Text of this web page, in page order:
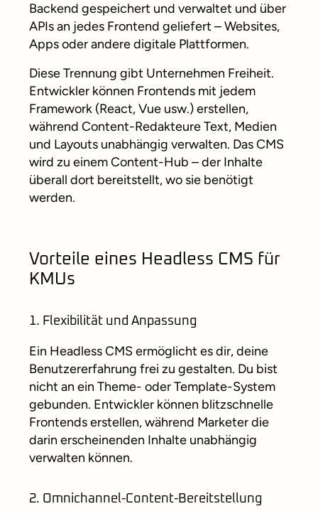
Backend gespeichert und verwaltet und über
APIs an jedes Frontend geliefert – Websites,
Apps oder andere digitale Plattformen.
Diese Trennung gibt Unternehmen Freiheit.
Entwickler können Frontends mit jedem
Framework (React, Vue usw.) erstellen,
während Content-Redakteure Text, Medien
und Layouts unabhängig verwalten. Das CMS
wird zu einem Content-Hub – der Inhalte
überall dort bereitstellt, wo sie benötigt
werden.
Vorteile eines Headless CMS für
KMUs
1. Flexibilität und Anpassung
Ein Headless CMS ermöglicht es dir, deine
Benutzererfahrung frei zu gestalten. Du bist
nicht an ein Theme- oder Template-System
gebunden. Entwickler können blitzschnelle
Frontends erstellen, während Marketer die
darin erscheinenden Inhalte unabhängig
verwalten können.
2. Omnichannel-Content-Bereitstellung